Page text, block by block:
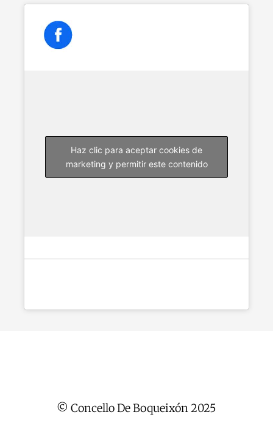
Haz clic para aceptar cookies de
marketing y permitir este contenido
© Concello De Boqueixón 2025